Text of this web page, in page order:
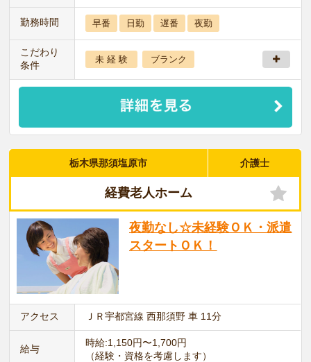
勤務時間 早番 日勤 遅番 夜勤
こだわり
条件
未 経 験 ブランク
栃木県那須塩原市 介護士
経費老人ホーム
夜勤なし☆未経験ＯＫ・派遣
スタートＯＫ！
アクセス ＪＲ宇都宮線 西那須野 車 11分
給与
時給:1,150円〜1,700円
（経験・資格を考慮します）